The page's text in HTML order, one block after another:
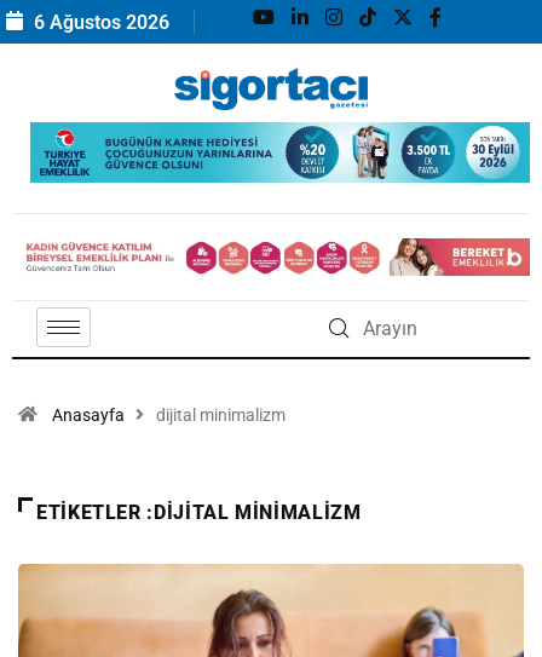
6 Ağustos 2026
Anasayfa dijital minimalizm
ETIKETLER :DIJITAL MINIMALIZM